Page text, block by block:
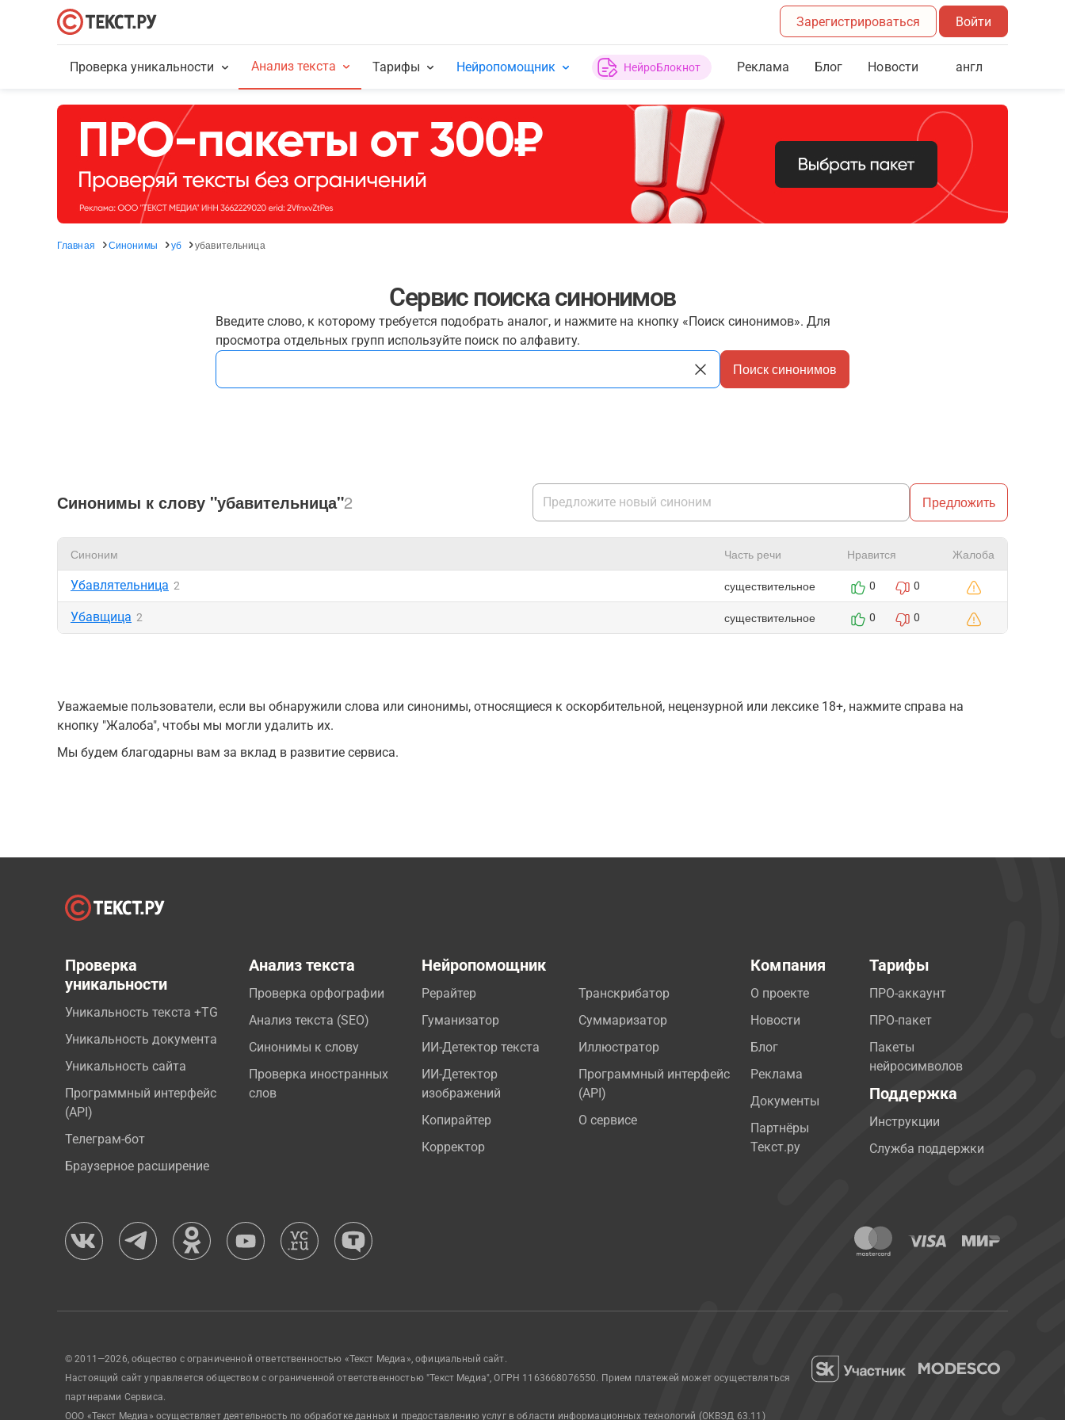
Зарегистрироваться Войти
Проверка уникальности Анализ текста Тарифы Нейропомощник НейроБлокнот Реклама Блог Новости англ
Главная Синонимы уб убавительница
Сервис поиска синонимов
Введите слово, к которому требуется подобрать аналог, и нажмите на кнопку «Поиск синонимов». Для
просмотра отдельных групп используйте поиск по алфавиту.
Поиск синонимов
Синонимы к слову "убавительница"2 Предложить
Синоним Часть речи Нравится Жалоба
Убавлятельница 2 существительное 0 0
Убавщица 2 существительное 0 0
Уважаемые пользователи, если вы обнаружили слова или синонимы, относящиеся к оскорбительной, нецензурной или лексике 18+, нажмите справа на
кнопку "Жалоба", чтобы мы могли удалить их.
Мы будем благодарны вам за вклад в развитие сервиса.
Проверка
уникальности
Уникальность текста +TG
Уникальность документа
Уникальность сайта
Программный интерфейс
(API)
Телеграм-бот
Браузерное расширение
Анализ текста
Проверка орфографии
Анализ текста (SEO)
Синонимы к слову
Проверка иностранных
слов
Нейропомощник
Рерайтер
Гуманизатор
ИИ-Детектор текста
ИИ-Детектор
изображений
Копирайтер
Корректор
Транскрибатор
Суммаризатор
Иллюстратор
Программный интерфейс
(API)
О сервисе
Компания
О проекте
Новости
Блог
Реклама
Документы
Партнёры
Текст.ру
Тарифы
ПРО-аккаунт
ПРО-пакет
Пакеты
нейросимволов
Поддержка
Инструкции
Служба поддержки
© 2011—2026, общество с ограниченной ответственностью «Текст Медиа», официальный сайт.
Настоящий сайт управляется обществом с ограниченной ответственностью "Текст Медиа", ОГРН 1163668076550. Прием платежей может осуществляться
партнерами Сервиса.
ООО «Текст Медиа» осуществляет деятельность по обработке данных и предоставлению услуг в области информационных технологий (ОКВЭД 63.11)